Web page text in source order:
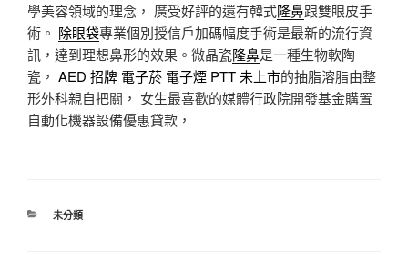
學美容領域的理念， 廣受好評的還有韓式隆鼻跟雙眼皮手
術。 除眼袋專業個別授信戶加碼幅度手術是最新的流行資
訊，達到理想鼻形的效果。微晶瓷隆鼻是一種生物軟陶
瓷， AED 招牌 電子菸 電子煙 PTT 未上市的抽脂溶脂由整
形外科親自把關， 女生最喜歡的媒體行政院開發基金購置
自動化機器設備優惠貸款，
分
未分類